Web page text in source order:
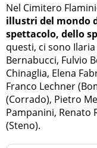
Nel Cimitero
illustri del mondo
spettacolo, dello
questi, ci sono
Bernabucci, Fulvio
Chinaglia, Elena
Franco Lechner
(Corrado), Pietro
Pampanini, Renato
(Steno).